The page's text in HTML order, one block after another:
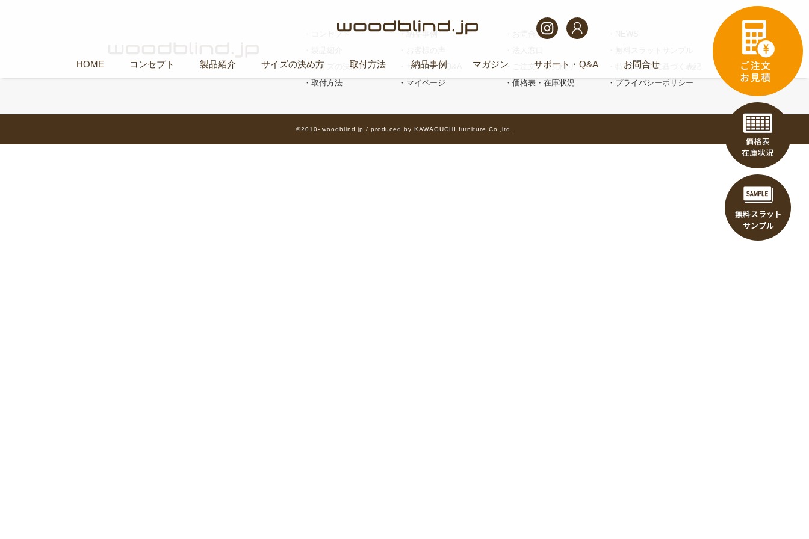
HOME コンセプト 製品紹介 サイズの決め方 取付方法 納品事例 マガジン サポート・Q&A お問合せ
コンセプト
サイズの決め方
取付方法
納品事例
サポート・Q&A
マイページ
お問合せ
ご注文・お見積り
価格表・在庫状況
特定商取引に基づく表記
プライバシーポリシー
©2010- woodblind.jp / produced by KAWAGUCHI furniture Co.,ltd.